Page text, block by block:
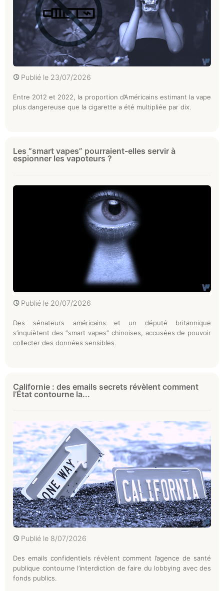
Publié le 23/07/2026
Entre 2012 et 2022, la proportion d’Américains estimant la vape
plus dangereuse que la cigarette a été multipliée par dix.
Les “smart vapes” pourraient-elles servir à
espionner les vapoteurs ?
Publié le 20/07/2026
Des sénateurs américains et un député britannique
s’inquiètent des “smart vapes” chinoises, accusées de pouvoir
collecter des données sensibles.
Californie : des emails secrets révèlent comment
l’État contourne la...
Publié le 8/07/2026
Des emails confidentiels révèlent comment l’agence de santé
publique contourne l’interdiction de faire du lobbying avec des
fonds publics.